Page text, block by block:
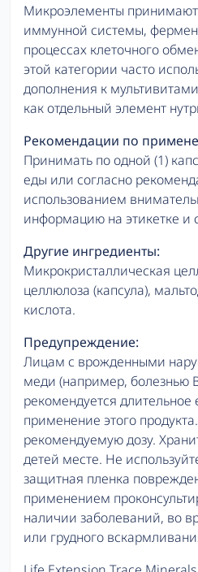
Микроэлементы принимают
иммунной системы,
процессах клеточного
этой категории часто
дополнения к
как отдельный элемент
Рекомендации по
Принимать по одной (1)
еды или согласно
использованием
информацию на этикетке и
Другие ингредиенты:
Микрокристаллическая
целлюлоза (капсула),
кислота.
Предупреждение:
Лицам с врожденными
меди (например, болезнью
рекомендуется
применение этого
рекомендуемую дозу.
детей месте. Не
защитная пленка
применением
наличии заболеваний, во
или грудного